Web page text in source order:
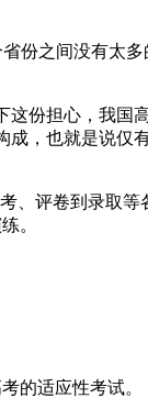
之间没有太多
份担心，我国
，也就是说仅
评卷到录取等
。
的适应性考试。